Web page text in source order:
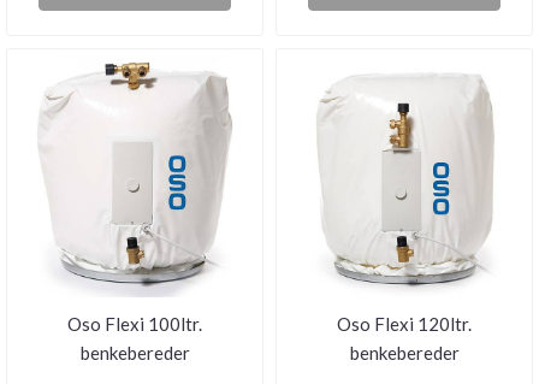
Oso Flexi 100ltr.
benkebereder
Oso Flexi 120ltr.
benkebereder